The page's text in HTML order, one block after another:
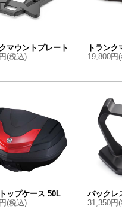
マウントプレート
(税込)
トランク
19,800円
ップケース 50L
(税込)
バックレ
31,350円